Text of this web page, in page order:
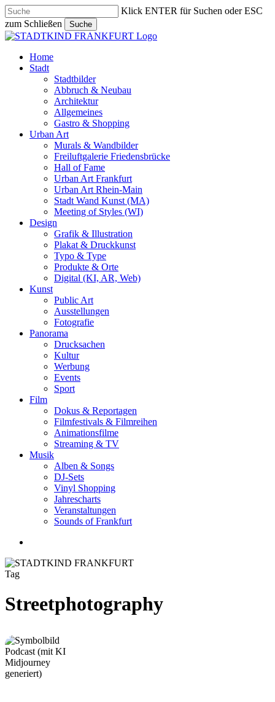
Skip
to
main
content
Klick ENTER für Suchen oder ESC
zum Schließen
Suche
Close
search
Menu
Home
Stadt
Stadtbilder
Abbruch & Neubau
Architektur
Allgemeines
Gastro & Shopping
Urban Art
Murals & Wandbilder
Freiluftgalerie Friedensbrücke
Hall of Fame
Urban Art Frankfurt
Urban Art Rhein-Main
Stadt Wand Kunst (MA)
Meeting of Styles (WI)
Design
Grafik & Illustration
Plakat & Druckkunst
Typo & Type
Produkte & Orte
Digital (KI, AR, Web)
Kunst
Public Art
Ausstellungen
Fotografie
Panorama
Drucksachen
Kultur
Werbung
Events
Sport
Film
Dokus & Reportagen
Filmfestivals & Filmreihen
Animationsfilme
Streaming & TV
Musik
Alben & Songs
DJ-Sets
Vinyl Shopping
Jahrescharts
Veranstaltungen
Sounds of Frankfurt
Tag
Streetphotography